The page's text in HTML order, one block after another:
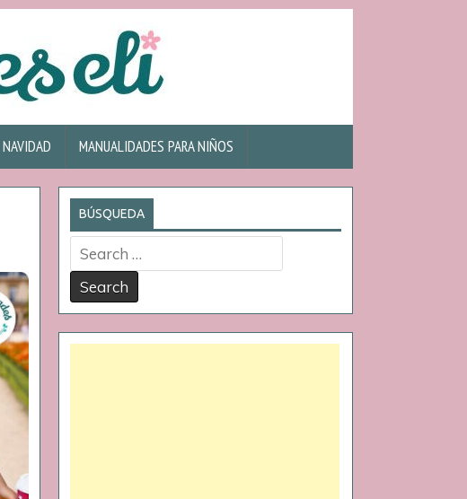
NAVIDAD MANUALIDADES PARA NIÑOS
BÚSQUEDA
Search
for: